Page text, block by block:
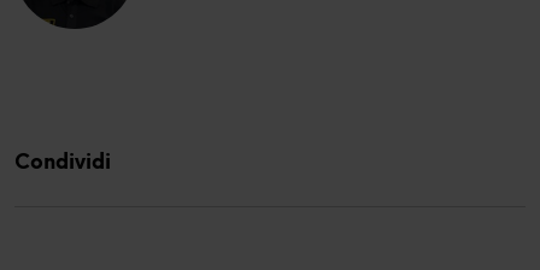
Condividi